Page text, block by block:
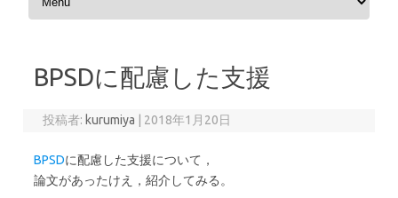
BPSDに配慮した支援
投稿者: kurumiya 2018年1月20日
BPSDに配慮した支援について，
論文があったけえ，紹介してみる。